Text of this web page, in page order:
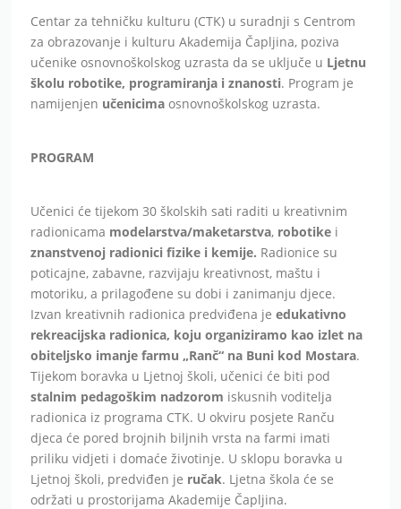
Centar za tehničku kulturu (CTK) u suradnji s Centrom
za obrazovanje i kulturu Akademija Čapljina, poziva
učenike osnovnoškolskog uzrasta da se uključe u Ljetnu
školu robotike, programiranja i znanosti. Program je
namijenjen učenicima osnovnoškolskog uzrasta.
PROGRAM
Učenici će tijekom 30 školskih sati raditi u kreativnim
radionicama modelarstva/maketarstva, robotike i
znanstvenoj radionici fizike i kemije. Radionice su
poticajne, zabavne, razvijaju kreativnost, maštu i
motoriku, a prilagođene su dobi i zanimanju djece.
Izvan kreativnih radionica predviđena jeedukativno
rekreacijska radionica, koju organiziramo kao izlet na
obiteljsko imanje farmu „Ranč“ na Buni kod Mostara.
Tijekom boravka u Ljetnoj školi, učenici će biti pod
stalnim pedagoškim nadzorom iskusnih voditelja
radionica iz programa CTK. U okviru posjete Ranču
djeca će pored brojnih biljnih vrsta na farmi imati
priliku vidjeti i domaće životinje. U sklopu boravka u
Ljetnoj školi, predviđen je ručak. Ljetna škola će se
održati u prostorijama Akademije Čapljina.